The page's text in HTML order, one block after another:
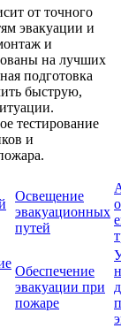
от точного
эвакуации и
и
на лучших
подготовка
быструю,
тестирование
и
Освещение
эвакуационных
путей
Обеспечение
эвакуации при
пожаре